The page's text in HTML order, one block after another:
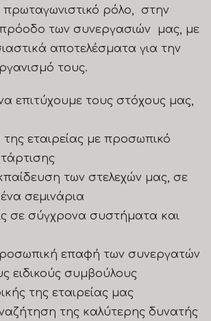
ρόλο, στην
των συνεργασιών μας, με
αποτελέσματα για την
τους.
επιτύχουμε τους στόχους μας,
της εταιρείας με προσωπικό
των στελεχών μας, σε
σεμινάρια
σε σύγχρονα συστήματα και
επαφή των συνεργατών
ειδικούς συμβούλους
της εταιρείας μας
της καλύτερης δυνατής